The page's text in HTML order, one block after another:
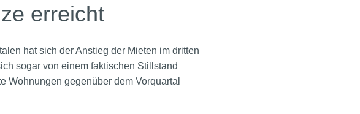
erreicht
hat sich der Anstieg der Mieten im dritten
sogar von einem faktischen Stillstand
Wohnungen gegenüber dem Vorquartal